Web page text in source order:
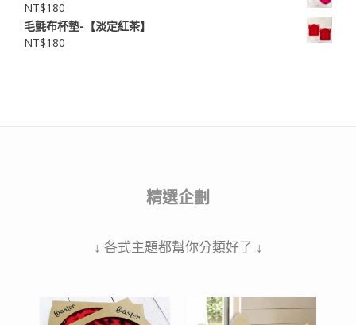
NT$180
毛氈布杯墊-【淡定紅茶】
NT$180
精選企劃
↓ 各式主題都幫你分類好了 ↓